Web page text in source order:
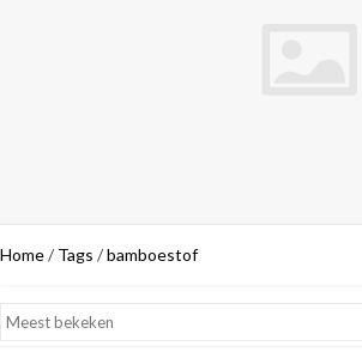
Home/ Tags /bamboestof